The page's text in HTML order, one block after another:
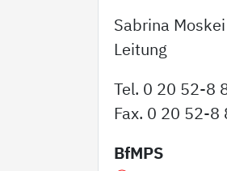
Sabrina Moskei
Leitung
Tel. 0 20 52-8
Fax. 0 20 52-8
BfMPS